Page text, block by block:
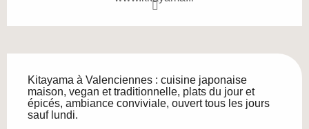
Kitayama à Valenciennes : cuisine japonaise
maison, vegan et traditionnelle, plats du jour et
épicés, ambiance conviviale, ouvert tous les jours
sauf lundi.